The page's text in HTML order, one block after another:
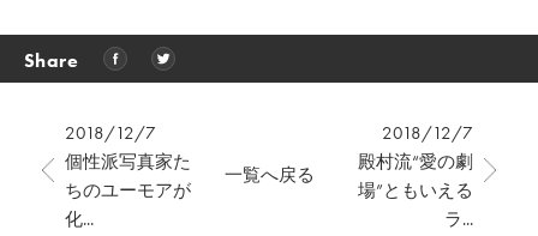
Share
2018/12/7
個性派写真家た
ちのユーモアが
化...
2018/12/7
殿村流“愛の劇
場”ともいえる
ラ...
一覧へ戻る